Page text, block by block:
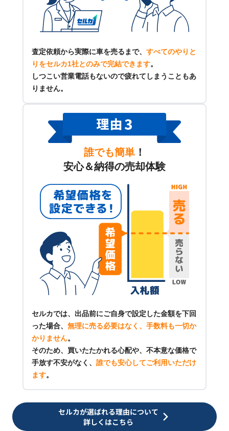
査定依頼から実際に車を売るまで、 すべてのやりと
りをセルカ1社とのみで完結できます。
しつこい営業電話もないので疲れてしまうこともあ
りません。
誰でも簡単 ！
安心＆納得の売却体験
セルカでは、出品前にご自身で設定した金額を下回
った場合、 無理に売る必要はなく、手数料も一切か
かりません。
そのため、買いたたかれる心配や、不本意な価格で
手放す不安がなく、 誰でも安心してご利用いただけ
ます。
セルカが選ばれる理由について
詳しくはこちら